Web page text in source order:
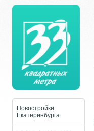
Новостройки
Екатеринбурга